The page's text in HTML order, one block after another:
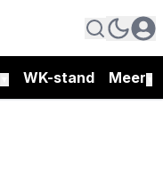
WK-stand Meer